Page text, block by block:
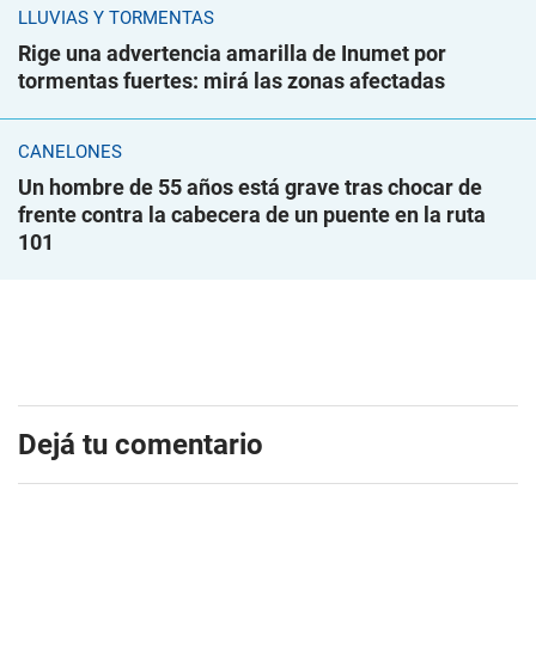
LLUVIAS Y TORMENTAS
Rige una advertencia amarilla de Inumet por
tormentas fuertes: mirá las zonas afectadas
CANELONES
Un hombre de 55 años está grave tras chocar de
frente contra la cabecera de un puente en la ruta
101
Dejá tu comentario